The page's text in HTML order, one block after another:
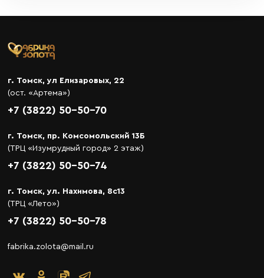
г. Томск, ул Елизаровых, 22
(ост. «Артема»)
+7 (3822) 50-50-70
г. Томск, пр. Комсомольский 13Б
(ТРЦ «Изумрудный город» 2 этаж)
+7 (3822) 50-50-74
г. Томск, ул. Нахимова, 8с13
(ТРЦ «Лето»)
+7 (3822) 50-50-78
fabrika.zolota@mail.ru